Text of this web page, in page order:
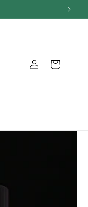
AansluitingMand